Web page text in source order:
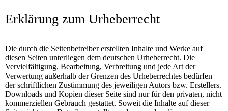
Erklärung zum Urheberrecht
Die durch die Seitenbetreiber erstellten Inhalte und Werke auf
diesen Seiten unterliegen dem deutschen Urheberrecht. Die
Vervielfältigung, Bearbeitung, Verbreitung und jede Art der
Verwertung außerhalb der Grenzen des Urheberrechtes bedürfen
der schriftlichen Zustimmung des jeweiligen Autors bzw. Erstellers.
Downloads und Kopien dieser Seite sind nur für den privaten, nicht
kommerziellen Gebrauch gestattet. Soweit die Inhalte auf dieser